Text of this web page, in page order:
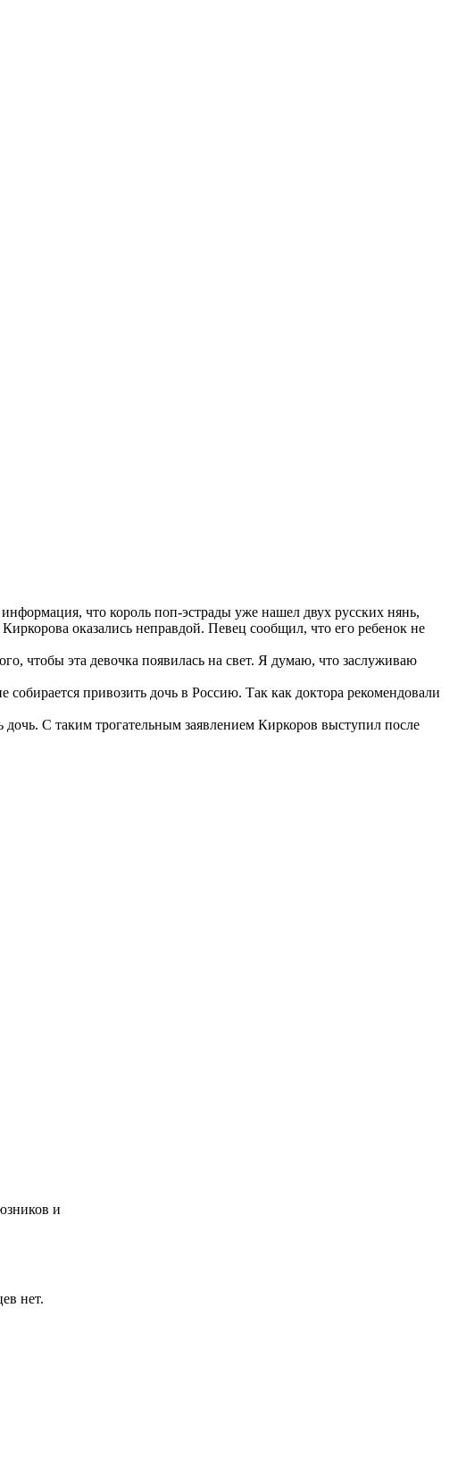
что король поп-эстрады уже нашел двух русских нянь,
оказались неправдой. Певец сообщил, что его ребенок не
чтобы эта девочка появилась на свет. Я думаю, что заслуживаю
привозить дочь в Россию. Так как доктора рекомендовали
С таким трогательным заявлением Киркоров выступил после
и
нет.